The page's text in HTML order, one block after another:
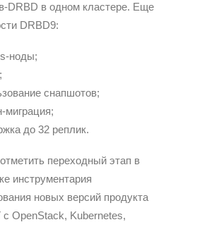
DRBD в одном кластере. Еще
DRBD9:
ноды;
снапшотов;
миграция;
до 32 реплик.
переходный этап в
инструментария
новых версий продукта
с OpenStack, Kubernetes,